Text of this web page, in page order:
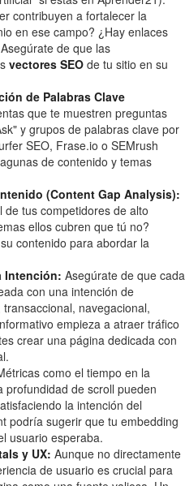
contribuyen a fortalecer la
en ese campo? ¿Hay enlaces
de que las
vectores SEO de tu sitio en su
de Palabras Clave
que te muestren preguntas
y grupos de palabras clave por
SEO, Frase.io o SEMrush
de contenido y temas
(Content Gap Analysis):
tus competidores de alto
ellos cubren que tú no?
contenido para abordar la
Intención: Asegúrate de que cada
con una intención de
navegacional,
empieza a atraer tráfico
crear una página dedicada con
como el tiempo en la
de scroll pueden
la intención del
podría sugerir que tu embedding
usuario esperaba.
y UX: Aunque no directamente
de usuario es crucial para